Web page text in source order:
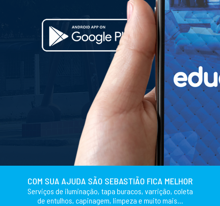
COM SUA AJUDA SÃO SEBASTIÃO FICA MELHOR
Serviços de iluminação, tapa buracos, varrição, coleta
de entulhos, capinagem, limpeza e muito mais...